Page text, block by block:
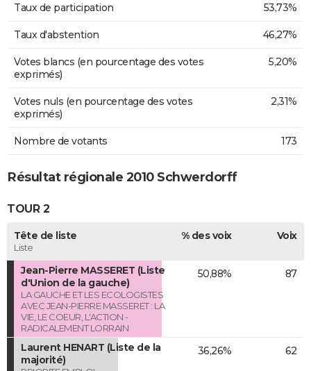
Taux de participation 53,73%
Taux d'abstention 46,27%
Votes blancs (en pourcentage des votes
exprimés)
5,20%
Votes nuls (en pourcentage des votes
exprimés)
2,31%
Nombre de votants 173
Résultat régionale 2010 Schwerdorff
TOUR 2
Tête de liste
Liste
% des voix Voix
Jean-Pierre MASSERET (Liste
d'Union de la gauche)
LA GAUCHE ET LES ECOLOGISTES
AVEC JEAN-PIERRE MASSERET : LA
VIE, LE COEUR, L'ACTION -
RADICALEMENT LORRAIN
50,88% 87
Laurent HENART (Liste de la
majorité)
36,26% 62